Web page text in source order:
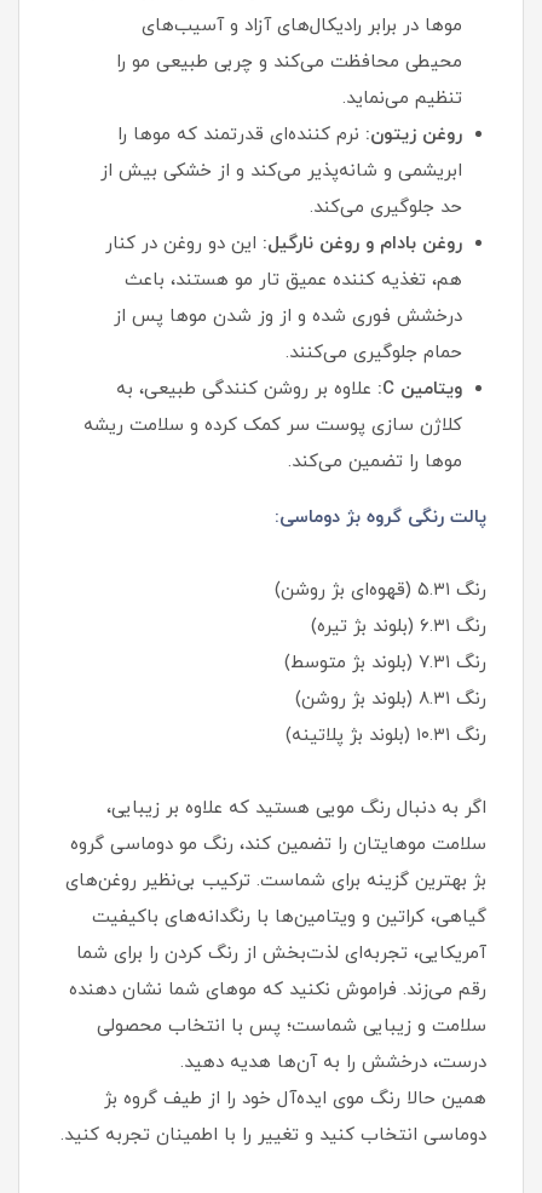
موها در برابر رادیکال‌های آزاد و آسیب‌های
محیطی محافظت می‌کند و چربی طبیعی مو را
تنظیم می‌نماید.
روغن زیتون: نرم‌ کننده‌ای قدرتمند که موها را
ابریشمی و شانه‌پذیر می‌کند و از خشکی بیش از
حد جلوگیری می‌کند.
روغن بادام و روغن نارگیل: این دو روغن در کنار
هم، تغذیه‌ کننده عمیق تار مو هستند، باعث
درخشش فوری شده و از وز شدن موها پس از
حمام جلوگیری می‌کنند.
ویتامین C:
علاوه بر روشن‌ کنندگی طبیعی، به
کلاژن‌ سازی پوست سر کمک کرده و سلامت ریشه
موها را تضمین می‌کند.
پالت رنگی گروه بژ دوماسی:
رنگ ۵.۳۱ (قهوه‌ای بژ روشن)
رنگ ۶.۳۱ (بلوند بژ تیره)
رنگ ۷.۳۱ (بلوند بژ متوسط)
رنگ ۸.۳۱ (بلوند بژ روشن)
رنگ ۱۰.۳۱ (بلوند بژ پلاتینه)
اگر به دنبال رنگ مویی هستید که علاوه بر زیبایی،
سلامت موهایتان را تضمین کند، رنگ مو دوماسی گروه
بژ بهترین گزینه برای شماست. ترکیب بی‌نظیر روغن‌های
گیاهی، کراتین و ویتامین‌ها با رنگدانه‌های باکیفیت
آمریکایی، تجربه‌ای لذت‌بخش از رنگ کردن را برای شما
رقم می‌زند. فراموش نکنید که موهای شما نشان دهنده
سلامت و زیبایی شماست؛ پس با انتخاب محصولی
درست، درخشش را به آن‌ها هدیه دهید.
همین حالا رنگ موی ایده‌آل خود را از طیف گروه بژ
دوماسی انتخاب کنید و تغییر را با اطمینان تجربه کنید.